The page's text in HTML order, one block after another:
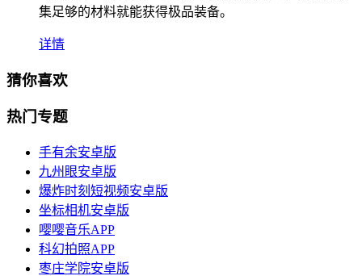
集足够的材料就能获得极品装备。
详情
猜你喜欢
热门专题
手有余安卓版
九州眼安卓版
爆炸时刻短视频安卓版
坐标相机安卓版
嘤嘤音乐APP
科幻拍照APP
枣庄学院安卓版